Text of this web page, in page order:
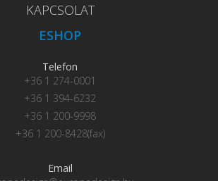
KAPCSOLAT
ESHOP
Telefon
+36 1 274-0001
+36 1 394-6232
+36 1 200-9998
+36 1 200-8428(fax)
Email